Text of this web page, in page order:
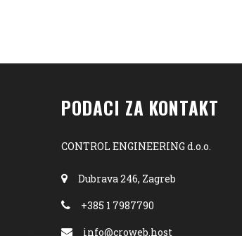
PODACI ZA KONTAKT
CONTROL ENGINEERING d.o.o.
Dubrava 246, Zagreb
+385 1 7987790
info@croweb.host